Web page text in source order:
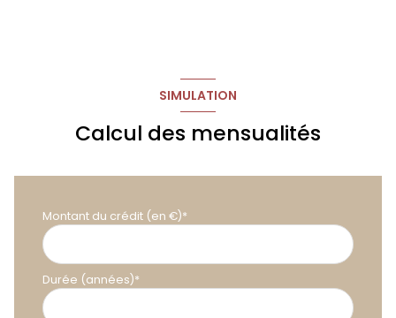
SIMULATION
Calcul des mensualités
Montant du crédit (en €)*
Durée (années)*